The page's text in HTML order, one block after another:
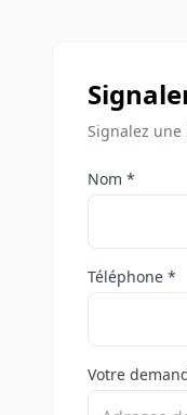
Signalez une
Nom *
Téléphone *
Votre